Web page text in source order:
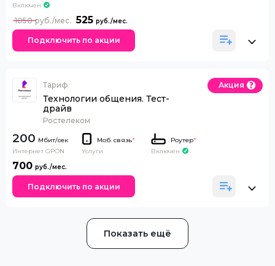
Включен
525
1050
Подключить по акции
Тариф
Технологии общения. Тест-
драйв
Ростелеком
Акция
200
Интернет GPON
Моб. связь*
Услуги
Роутер*
Включен
700
Подключить по акции
Показать ещё